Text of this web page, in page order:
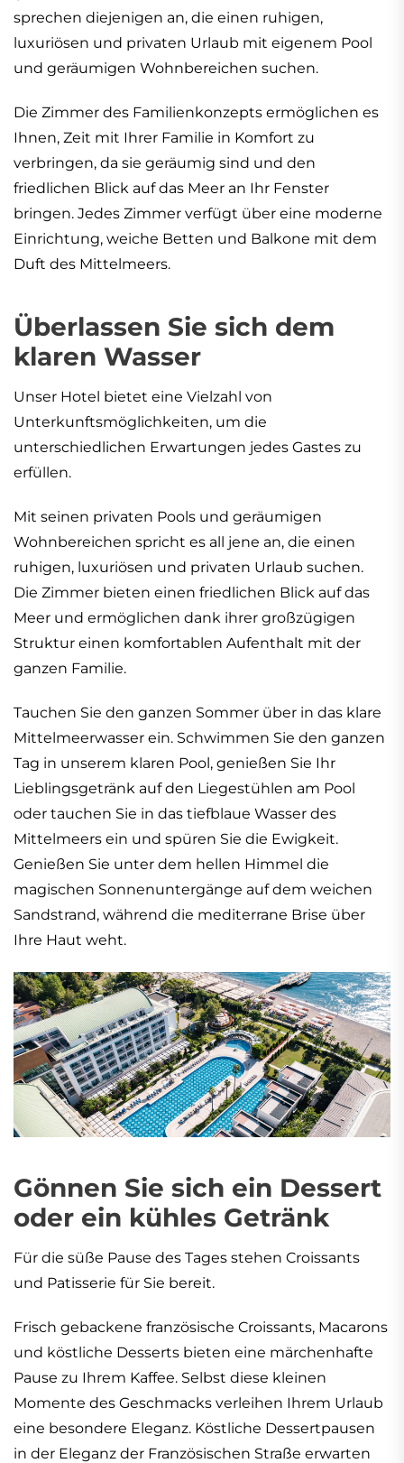
sprechen diejenigen an, die einen ruhigen,
luxuriösen und privaten Urlaub mit eigenem Pool
und geräumigen Wohnbereichen suchen.
Die Zimmer des Familienkonzepts ermöglichen es
Ihnen, Zeit mit Ihrer Familie in Komfort zu
verbringen, da sie geräumig sind und den
friedlichen Blick auf das Meer an Ihr Fenster
bringen. Jedes Zimmer verfügt über eine moderne
Einrichtung, weiche Betten und Balkone mit dem
Duft des Mittelmeers.
Überlassen Sie sich dem
klaren Wasser
Unser Hotel bietet eine Vielzahl von
Unterkunftsmöglichkeiten, um die
unterschiedlichen Erwartungen jedes Gastes zu
erfüllen.
Mit seinen privaten Pools und geräumigen
Wohnbereichen spricht es all jene an, die einen
ruhigen, luxuriösen und privaten Urlaub suchen.
Die Zimmer bieten einen friedlichen Blick auf das
Meer und ermöglichen dank ihrer großzügigen
Struktur einen komfortablen Aufenthalt mit der
ganzen Familie.
Tauchen Sie den ganzen Sommer über in das klare
Mittelmeerwasser ein. Schwimmen Sie den ganzen
Tag in unserem klaren Pool, genießen Sie Ihr
Lieblingsgetränk auf den Liegestühlen am Pool
oder tauchen Sie in das tiefblaue Wasser des
Mittelmeers ein und spüren Sie die Ewigkeit.
Genießen Sie unter dem hellen Himmel die
magischen Sonnenuntergänge auf dem weichen
Sandstrand, während die mediterrane Brise über
Ihre Haut weht.
Gönnen Sie sich ein Dessert
oder ein kühles Getränk
Für die süße Pause des Tages stehen Croissants
und Patisserie für Sie bereit.
Frisch gebackene französische Croissants, Macarons
und köstliche Desserts bieten eine märchenhafte
Pause zu Ihrem Kaffee. Selbst diese kleinen
Momente des Geschmacks verleihen Ihrem Urlaub
eine besondere Eleganz. Köstliche Dessertpausen
in der Eleganz der Französischen Straße erwarten